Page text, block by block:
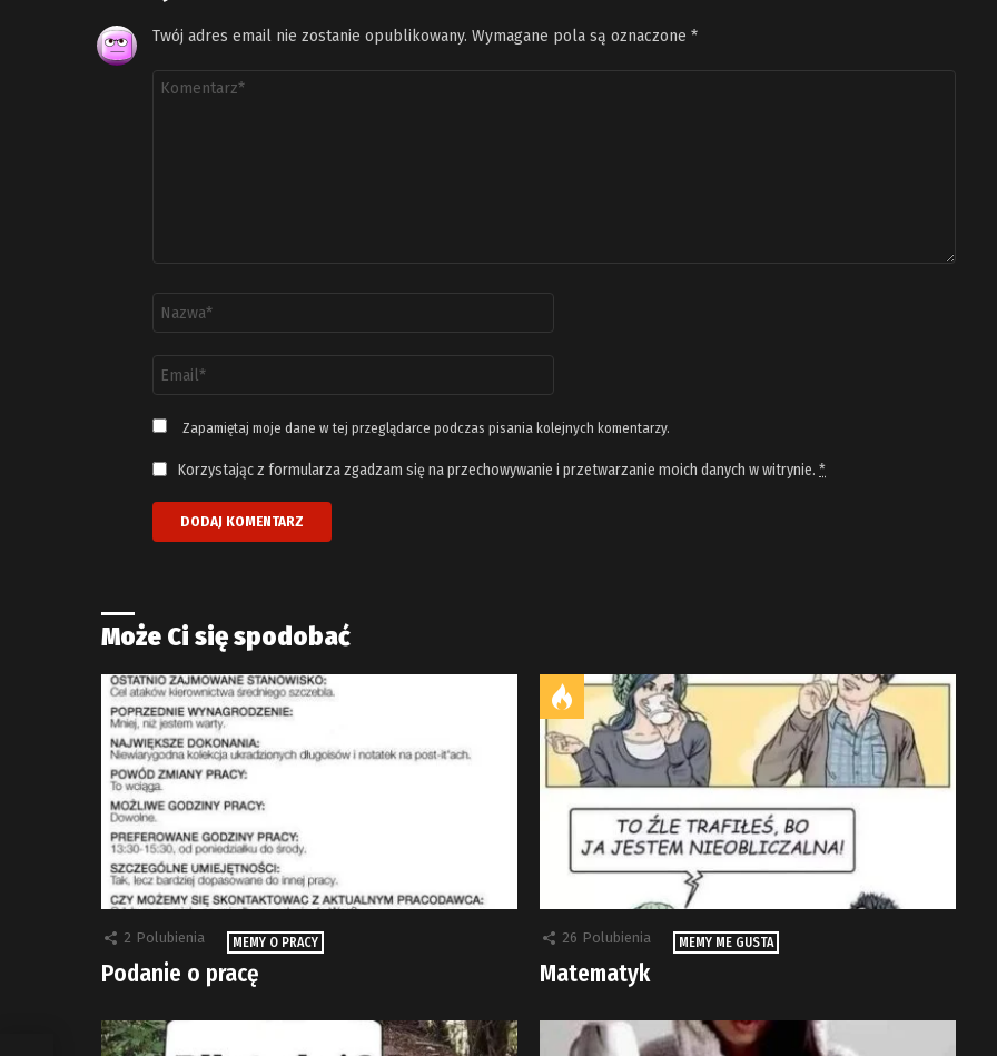
Twój adres email nie zostanie opublikowany. Wymagane pola są oznaczone *
Komentarz
email
*
Zapamiętaj moje dane w tej przeglądarce podczas pisania kolejnych komentarzy.
Korzystając z formularza zgadzam się na przechowywanie i przetwarzanie moich danych w witrynie. *
Może Ci się spodobać
2 Polubienia MEMY O PRACY
Podanie o pracę
26 Polubienia MEMY ME GUSTA
Matematyk